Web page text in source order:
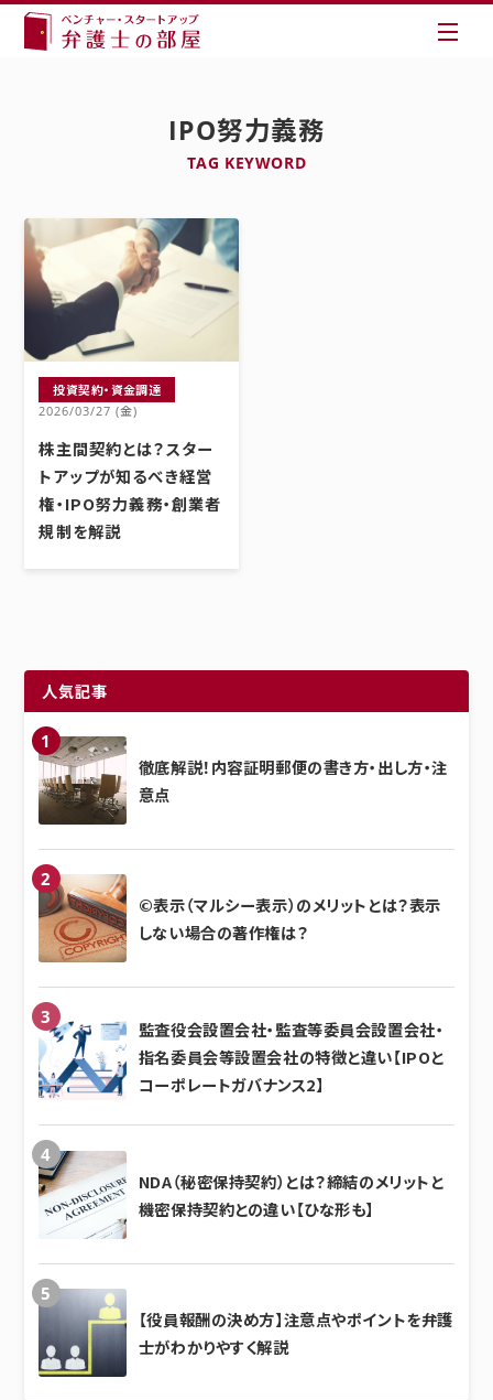
IPO努力義務
TAG KEYWORD
投資契約・資金調達
2026/03/27 (金)
株主間契約とは？スター
トアップが知るべき経営
権・IPO努力義務・創業者
規制を解説
人気記事
徹底解説！内容証明郵便の書き方・出し方・注
意点
©表示（マルシー表示）のメリットとは？表示
しない場合の著作権は？
監査役会設置会社・監査等委員会設置会社・
指名委員会等設置会社の特徴と違い【IPOと
コーポレートガバナンス2】
NDA（秘密保持契約）とは？締結のメリットと
機密保持契約との違い【ひな形も】
【役員報酬の決め方】注意点やポイントを弁護
士がわかりやすく解説